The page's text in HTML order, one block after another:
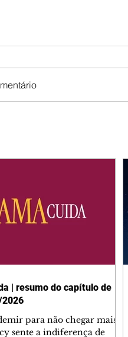
| resumo do capítulo de
para não chegar mais
sente a indiferença de